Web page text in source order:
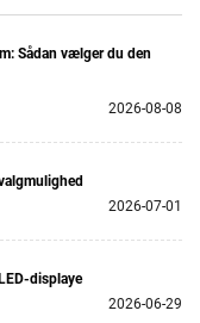
Sådan vælger du den
2026-08-08
2026-07-01
displaye
2026-06-29